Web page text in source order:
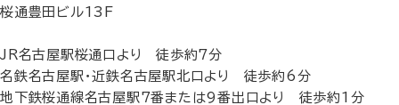
桜通豊田ビル13F
JR名古屋駅桜通口より 徒歩約7分
名鉄名古屋駅・近鉄名古屋駅北口より 徒歩約6分
地下鉄桜通線名古屋駅7番または9番出口より 徒歩約1分